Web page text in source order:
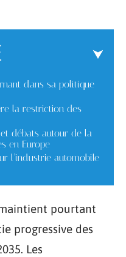
dans sa politique
la restriction des
débats autour de la
en Europe
l’industrie automobile
pourtant
progressive des
Les